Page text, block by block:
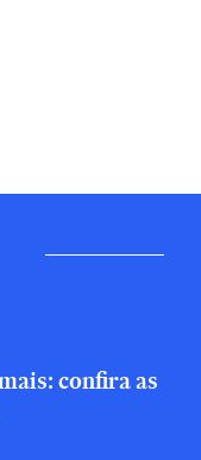
confira as